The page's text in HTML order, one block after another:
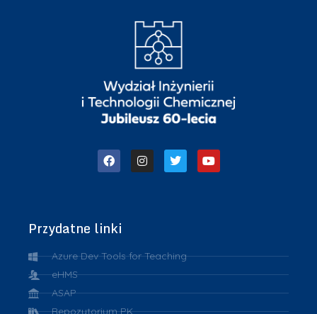
Przydatne linki
Azure Dev Tools for Teaching
eHMS
ASAP
Repozytorium PK